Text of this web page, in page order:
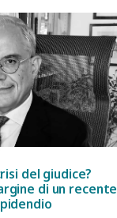
del giudice?
di un recente